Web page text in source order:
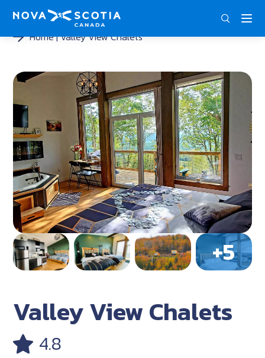
Home Valley View Chalets
Valley View Chalets
4.8